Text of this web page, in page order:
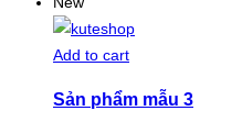
Add to cart
Sản phẩm mẫu 3